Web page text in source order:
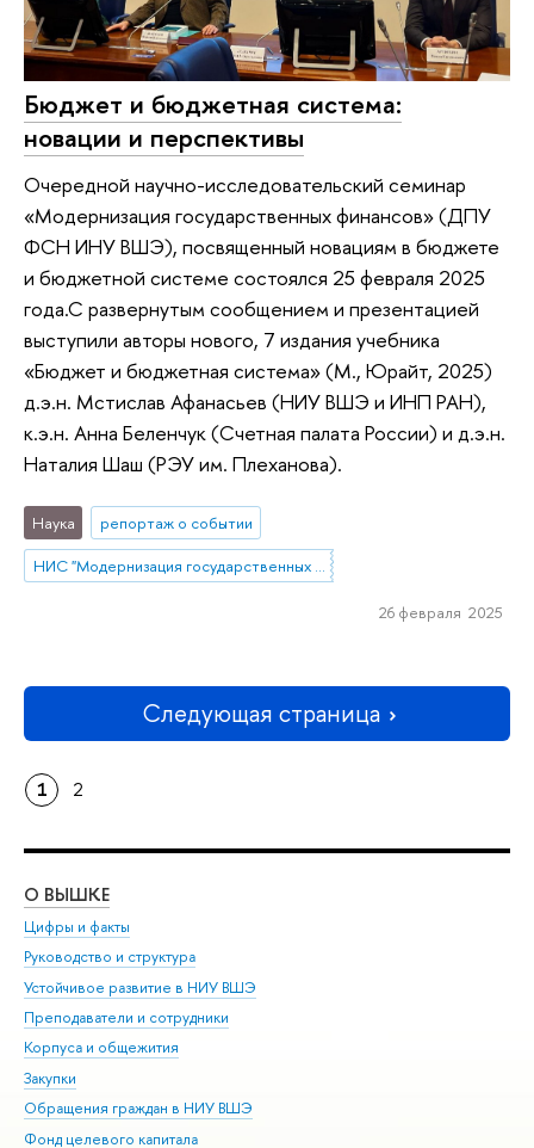
Бюджет и бюджетная система:
новации и перспективы
Очередной научно-исследовательский семинар
«Модернизация государственных финансов» (ДПУ
ФСН ИНУ ВШЭ), посвященный новациям в бюджете
и бюджетной системе состоялся 25 февраля 2025
года.С развернутым сообщением и презентацией
выступили авторы нового, 7 издания учебника
«Бюджет и бюджетная система» (М., Юрайт, 2025)
д.э.н. Мстислав Афанасьев (НИУ ВШЭ и ИНП РАН),
к.э.н. Анна Беленчук (Счетная палата России) и д.э.н.
Наталия Шаш (РЭУ им. Плеханова).
Наука
репортаж о событии
НИС "Модернизация государственных финансов"
26 февраля 2025
Следующая страница
1 2
О ВЫШКЕ
Цифры и факты
Руководство и структура
Устойчивое развитие в НИУ ВШЭ
Преподаватели и сотрудники
Корпуса и общежития
Закупки
Обращения граждан в НИУ ВШЭ
Фонд целевого капитала